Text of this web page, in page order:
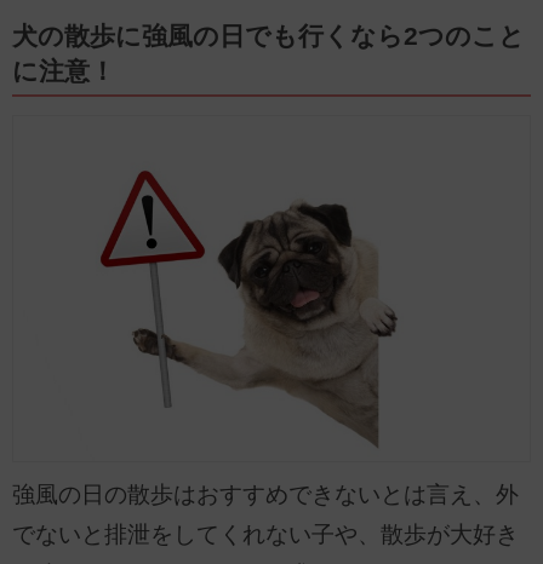
犬の散歩に強風の日でも行くなら2つのこと
に注意！
強風の日の散歩はおすすめできないとは言え、外
でないと排泄をしてくれない子や、散歩が大好き